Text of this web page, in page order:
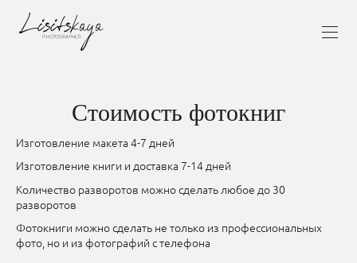
Стоимость фотокниг
Изготовление макета 4-7 дней
Изготовление книги и доставка 7-14 дней
Количество разворотов можно сделать любое до 30
разворотов
Фотокниги можно сделать не только из профессиональных
фото, но и из фотографий с телефона